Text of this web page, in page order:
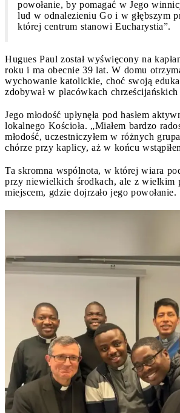
powołanie, by pomagać w Jego
lud w odnalezieniu Go i w głębszym
której centrum stanowi Eucharystia”.
Hugues Paul został wyświęcony na
roku i ma obecnie 39 lat. W domu
wychowanie katolickie, choć swoją
zdobywał w placówkach
Jego młodość upłynęła pod hasłem
lokalnego Kościoła. „Miałem bardzo
młodość, uczestniczyłem w różnych
chórze przy kaplicy, aż w końcu
Ta skromna wspólnota, w której wiara
przy niewielkich środkach, ale z wielkim
miejscem, gdzie dojrzało jego powołanie.